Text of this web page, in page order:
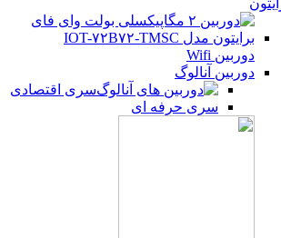
دوربین Wifi
دوربین آنالوگ
سری اقتصادی
سری حرفه ای